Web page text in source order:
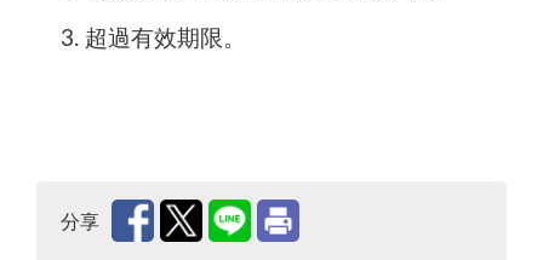
超過有效期限。
分享